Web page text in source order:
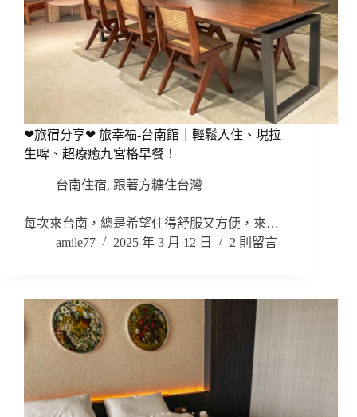
❤旅宿分享❤ 旅幸福-台南館｜輕鬆入住、現拉
生啤、超療癒九宮格早餐！
台南住宿, 跟著方糖住台灣
每次來台南，總是希望住得舒服又方便，來…
amile77
2025 年 3 月 12 日 2 則留言